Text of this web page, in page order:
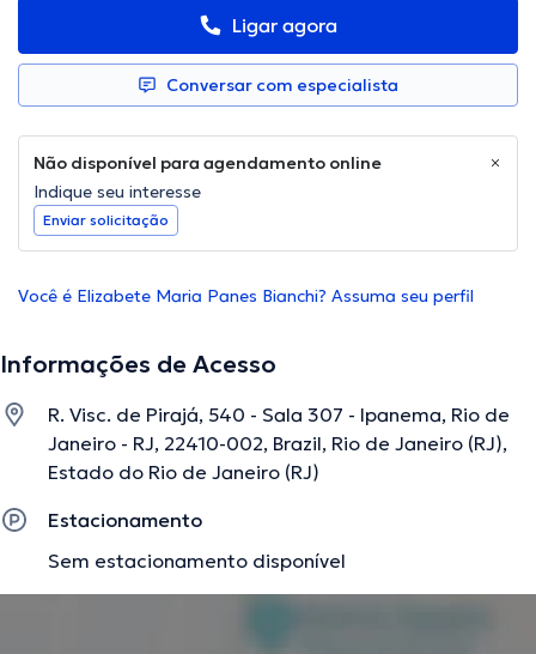
Ligar agora
Conversar com especialista
Não disponível para agendamento online
Indique seu interesse
Enviar solicitação
Você é Elizabete Maria Panes Bianchi? Assuma seu perfil
Informações de Acesso
R. Visc. de Pirajá, 540 - Sala 307 - Ipanema, Rio de
Janeiro - RJ, 22410-002, Brazil, Rio de Janeiro (RJ),
Estado do Rio de Janeiro (RJ)
Estacionamento
Sem estacionamento disponível